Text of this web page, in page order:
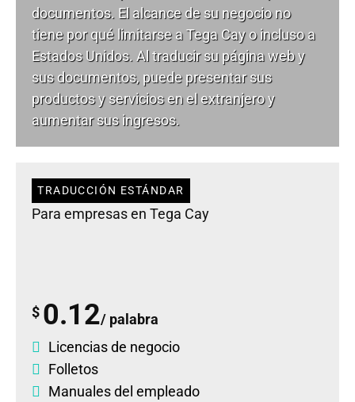
documentos. El alcance de su negocio no
tiene por qué limitarse a Tega Cay o incluso a
Estados Unidos. Al traducir su página web y
sus documentos, puede presentar sus
productos y servicios en el extranjero y
aumentar sus ingresos.
TRADUCCIÓN ESTÁNDAR
Para empresas en Tega Cay
$ 0.12/ palabra
Licencias de negocio
Folletos
Manuales del empleado